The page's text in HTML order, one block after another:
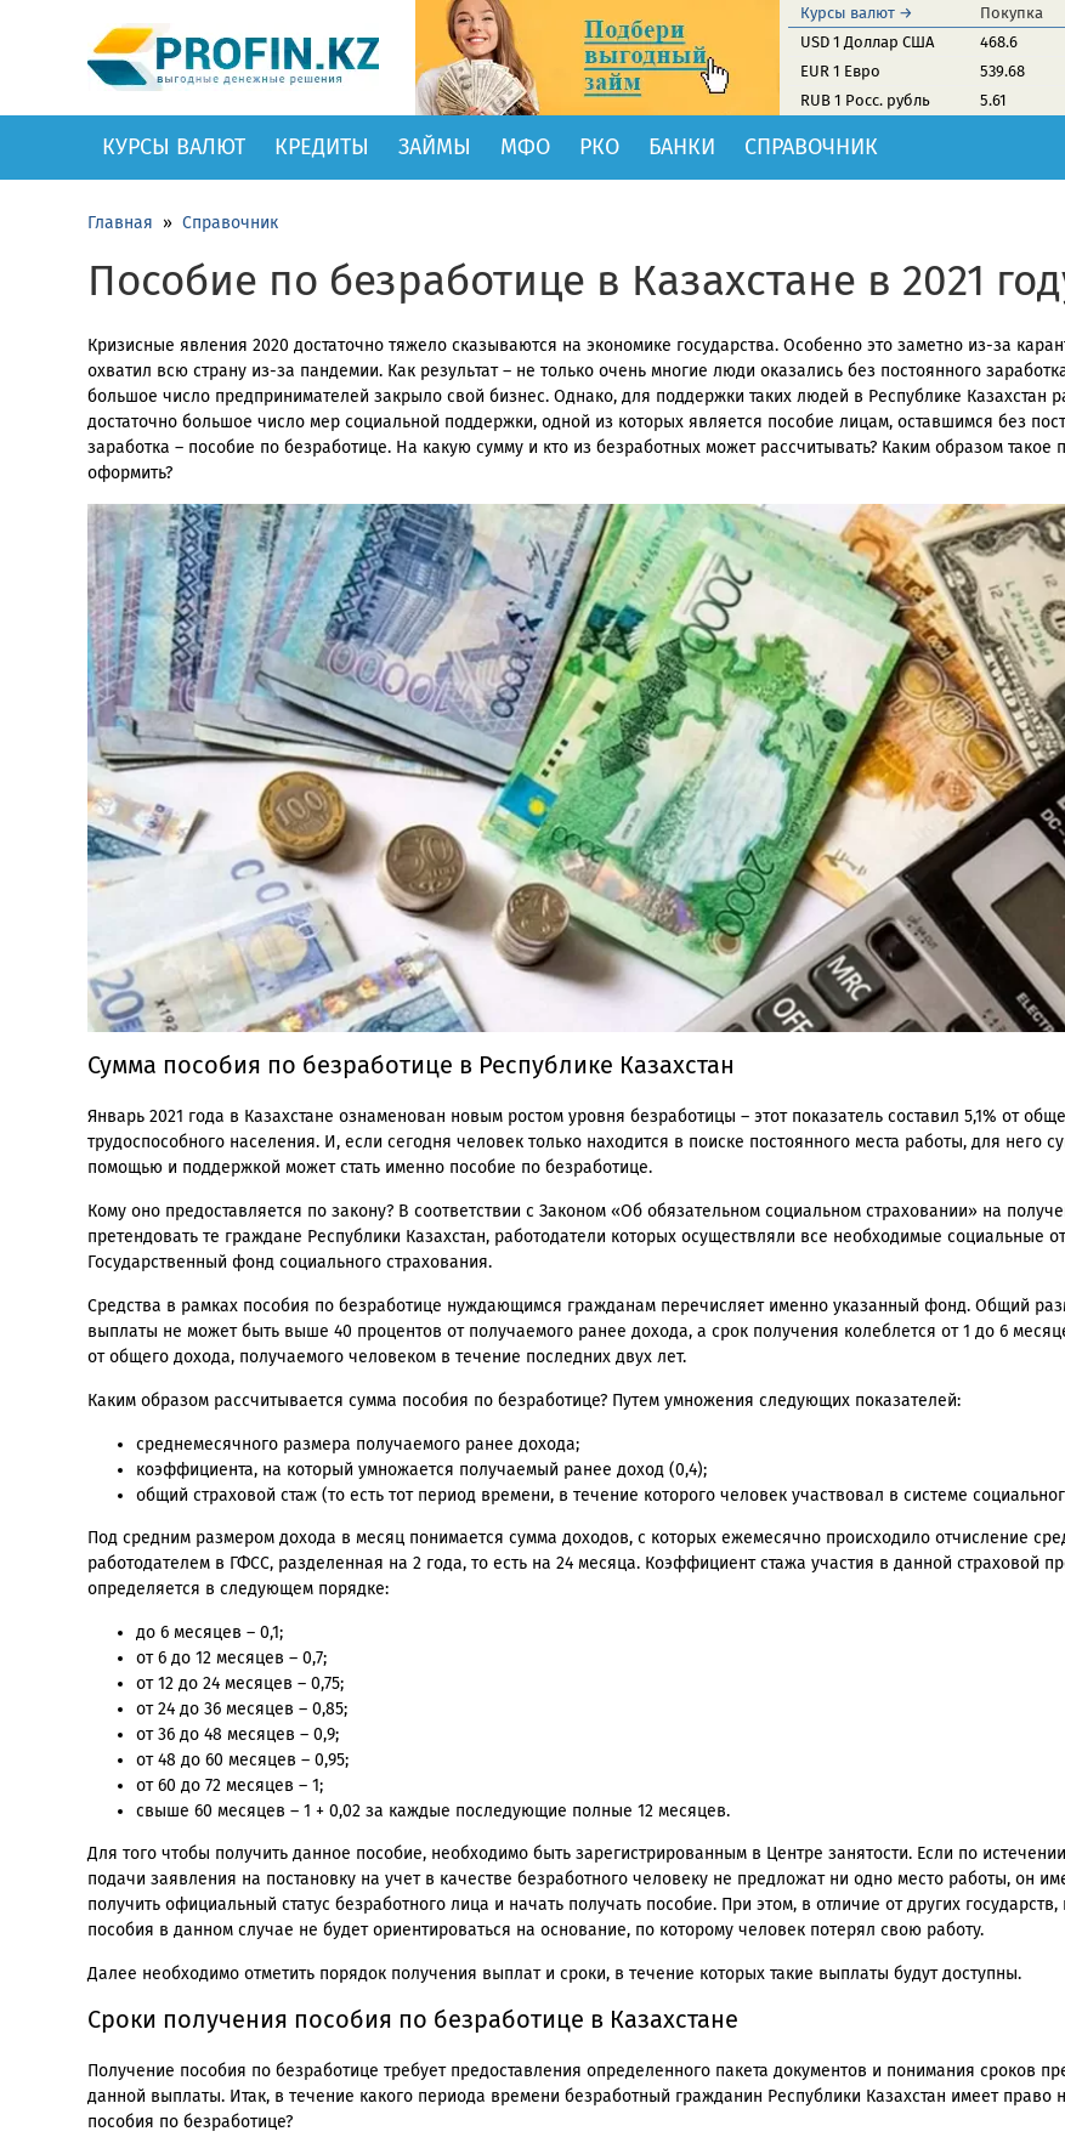
Курсы валют → Покупка
USD 1 Доллар США
468.6
EUR 1 Евро
539.68
RUB 1 Росс. рубль
5.61
КУРСЫ ВАЛЮТ КРЕДИТЫ ЗАЙМЫ МФО РКО БАНКИ СПРАВОЧНИК
Главная » Справочник
Пособие по безработице в Казахстане в 2021
Кризисные явления 2020 достаточно тяжело сказываются на экономике государства. Особенно это заметно из-за
охватил всю страну из-за пандемии. Как результат – не только очень многие люди оказались без постоянного
большое число предпринимателей закрыло свой бизнес. Однако, для поддержки таких людей в Республике Казахстан
достаточно большое число мер социальной поддержки, одной из которых является пособие лицам, оставшимся без
заработка – пособие по безработице. На какую сумму и кто из безработных может рассчитывать? Каким образом такое
оформить?
Сумма пособия по безработице в Республике Казахстан
Январь 2021 года в Казахстане ознаменован новым ростом уровня безработицы – этот показатель составил 5,1% от
трудоспособного населения. И, если сегодня человек только находится в поиске постоянного места работы, для него
помощью и поддержкой может стать именно пособие по безработице.
Кому оно предоставляется по закону? В соответствии с Законом «Об обязательном социальном страховании» на
претендовать те граждане Республики Казахстан, работодатели которых осуществляли все необходимые социальные
Государственный фонд социального страхования.
Средства в рамках пособия по безработице нуждающимся гражданам перечисляет именно указанный фонд. Общий
выплаты не может быть выше 40 процентов от получаемого ранее дохода, а срок получения колеблется от 1 до 6
от общего дохода, получаемого человеком в течение последних двух лет.
Каким образом рассчитывается сумма пособия по безработице? Путем умножения следующих показателей:
среднемесячного размера получаемого ранее дохода;
коэффициента, на который умножается получаемый ранее доход (0,4);
общий страховой стаж (то есть тот период времени, в течение которого человек участвовал в системе
Под средним размером дохода в месяц понимается сумма доходов, с которых ежемесячно происходило отчисление
работодателем в ГФСС, разделенная на 2 года, то есть на 24 месяца. Коэффициент стажа участия в данной страховой
определяется в следующем порядке:
до 6 месяцев – 0,1;
от 6 до 12 месяцев – 0,7;
от 12 до 24 месяцев – 0,75;
от 24 до 36 месяцев – 0,85;
от 36 до 48 месяцев – 0,9;
от 48 до 60 месяцев – 0,95;
от 60 до 72 месяцев – 1;
свыше 60 месяцев – 1 + 0,02 за каждые последующие полные 12 месяцев.
Для того чтобы получить данное пособие, необходимо быть зарегистрированным в Центре занятости. Если по
подачи заявления на постановку на учет в качестве безработного человеку не предложат ни одно место работы, он
получить официальный статус безработного лица и начать получать пособие. При этом, в отличие от других государств,
пособия в данном случае не будет ориентироваться на основание, по которому человек потерял свою работу.
Далее необходимо отметить порядок получения выплат и сроки, в течение которых такие выплаты будут доступны.
Сроки получения пособия по безработице в Казахстане
Получение пособия по безработице требует предоставления определенного пакета документов и понимания сроков
данной выплаты. Итак, в течение какого периода времени безработный гражданин Республики Казахстан имеет право
пособия по безработице?